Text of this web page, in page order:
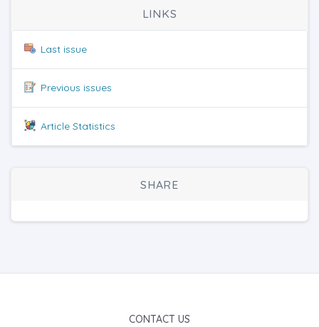
LINKS
Last issue
Previous issues
Article Statistics
SHARE
CONTACT US